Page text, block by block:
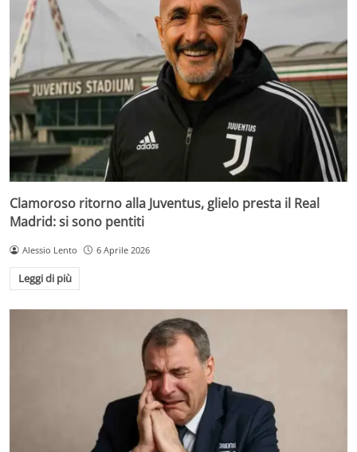
Clamoroso ritorno alla Juventus, glielo presta il Real
Madrid: si sono pentiti
Alessio Lento 6 Aprile 2026
Leggi di più